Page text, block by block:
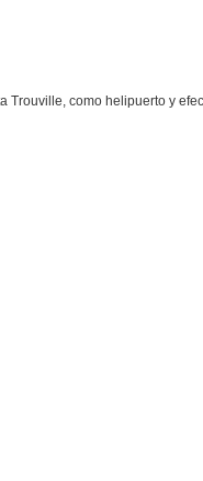
Trouville, como helipuerto y